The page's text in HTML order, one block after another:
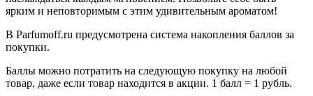
ярким и неповторимым с этим удивительным ароматом!
В Parfumoff.ru предусмотрена система накопления баллов за
покупки.
Баллы можно потратить на следующую покупку на любой
товар, даже если товар находится в акции. 1 балл = 1 рубль.